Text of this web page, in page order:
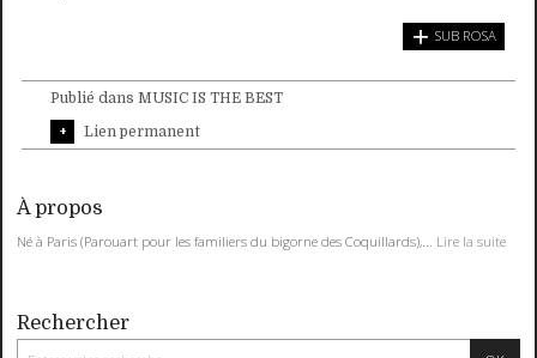
SUB ROSA
Publié dans MUSIC IS THE BEST
Lien permanent
À propos
Né à Paris (Parouart pour les familiers du bigorne des Coquillards),... Lire la suite
Rechercher